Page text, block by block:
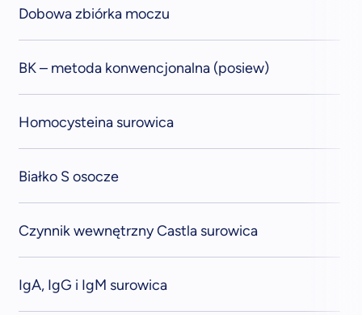
Dobowa zbiórka moczu
BK – metoda konwencjonalna (posiew)
Homocysteina surowica
Białko S osocze
Czynnik wewnętrzny Castla surowica
IgA, IgG i IgM surowica